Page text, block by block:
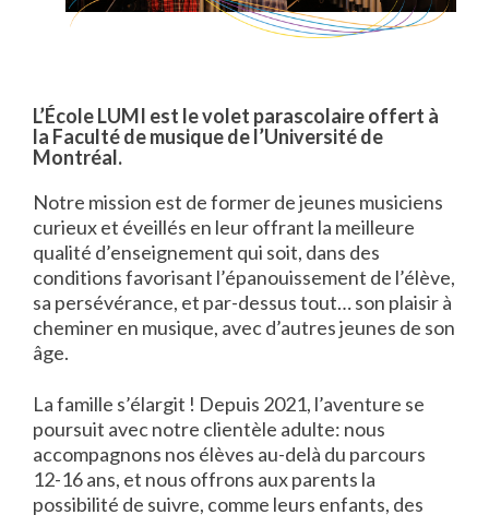
L’École LUMI est le volet parascolaire offert à
la Faculté de musique de l’Université de
Montréal.
Notre mission est de former de jeunes musiciens
curieux et éveillés en leur offrant la meilleure
qualité d’enseignement qui soit, dans des
conditions favorisant l’épanouissement de l’élève,
sa persévérance, et par-dessus tout… son plaisir à
cheminer en musique, avec d’autres jeunes de son
âge.
La famille s’élargit ! Depuis 2021, l’aventure se
poursuit avec notre clientèle adulte: nous
accompagnons nos élèves au-delà du parcours
12-16 ans, et nous offrons aux parents la
possibilité de suivre, comme leurs enfants, des